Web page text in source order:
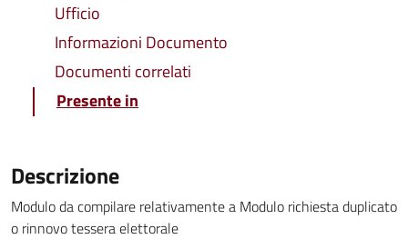
Ufficio
Informazioni Documento
Documenti correlati
Presente in
Descrizione
Modulo da compilare relativamente a Modulo richiesta duplicato
o rinnovo tessera elettorale